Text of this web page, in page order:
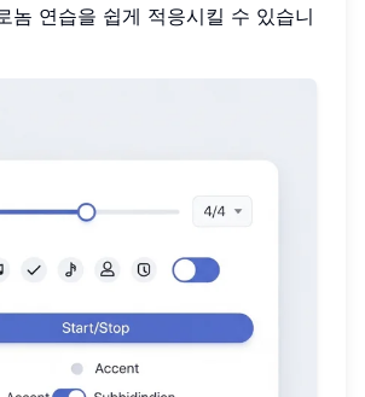
놈 연습을 쉽게 적응시킬 수 있습니